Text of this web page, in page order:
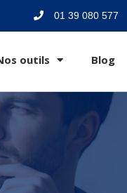
01 39 080 577
outils Blog